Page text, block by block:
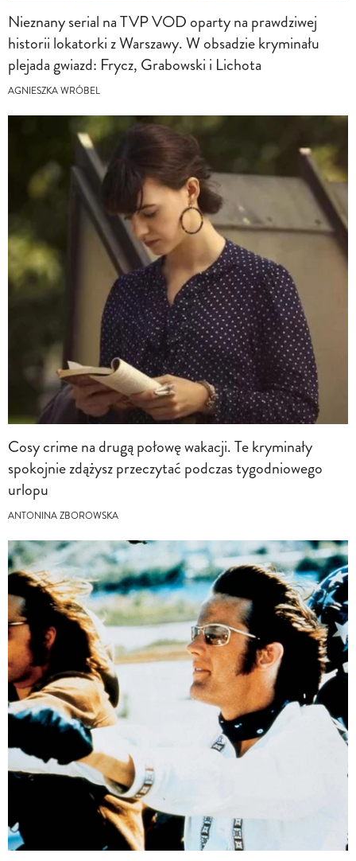
Nieznany serial na TVP VOD oparty na prawdziwej
historii lokatorki z Warszawy. W obsadzie kryminału
plejada gwiazd: Frycz, Grabowski i Lichota
AGNIESZKA WRÓBEL
Cosy crime na drugą połowę wakacji. Te kryminały
spokojnie zdążysz przeczytać podczas tygodniowego
urlopu
ANTONINA ZBOROWSKA